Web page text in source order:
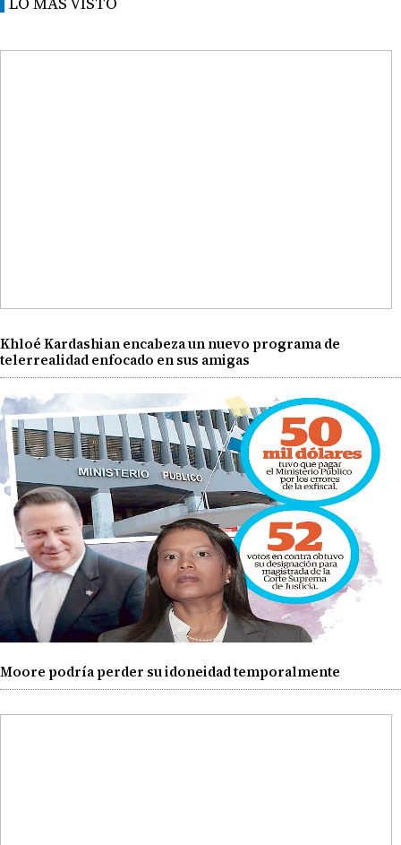
Khloé Kardashian encabeza un nuevo programa de
telerrealidad enfocado en sus amigas
Moore podría perder su idoneidad temporalmente